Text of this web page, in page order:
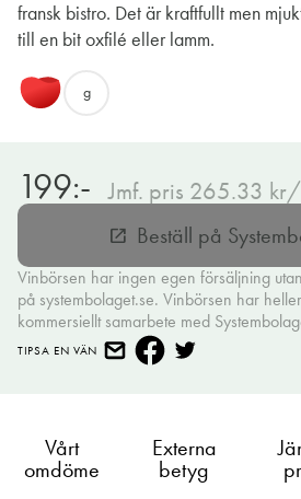
fransk bistro. Det är kraftfullt men
till en bit oxfilé eller lamm.
g
199:- Jmf. pris 265.33
open_in_new Beställ på
Vinbörsen har ingen egen försäljning
på systembolaget.se. Vinbörsen har
kommersiellt samarbete med
TIPSA EN VÄN
Vårt
omdöme
Externa
betyg